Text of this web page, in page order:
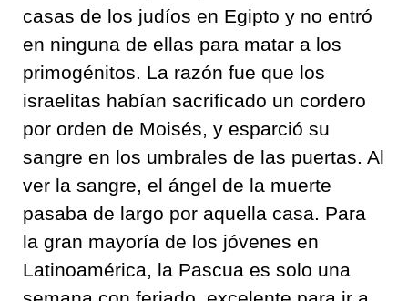
casas de los judíos en Egipto y no entró
en ninguna de ellas para matar a los
primogénitos. La razón fue que los
israelitas habían sacrificado un cordero
por orden de Moisés, y esparció su
sangre en los umbrales de las puertas. Al
ver la sangre, el ángel de la muerte
pasaba de largo por aquella casa. Para
la gran mayoría de los jóvenes en
Latinoamérica, la Pascua es solo una